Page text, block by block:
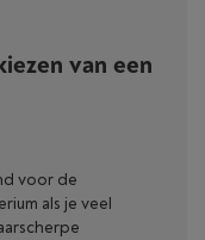
van een
voor de
als je veel